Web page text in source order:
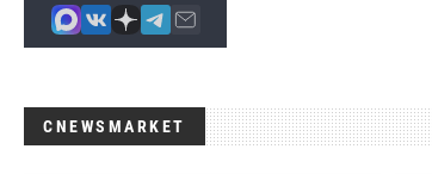
CNEWSMARKET